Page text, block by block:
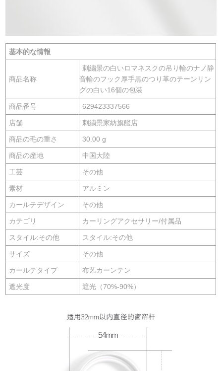
基本的な情報
商品名称
刺繍景の白いロマネスクの吊り輪のナノ静
音輪のフック厚手黒のつり革のテーンリン
グの白い16個の包装
商品番号 629423337566
店舗 刺繍景家紡旗艦店
商品の毛の重さ 30.00 g
商品の産地 中国大陸
工芸 その他
素材 アルミン
カールテデザイン その他
カテゴリ カーリングアクセサリー/付属品
スタイル:その他 スタイル:その他
サイズ その他
カールテタイプ 布艺カーンテン
遮光度 遮光（70%-90%）